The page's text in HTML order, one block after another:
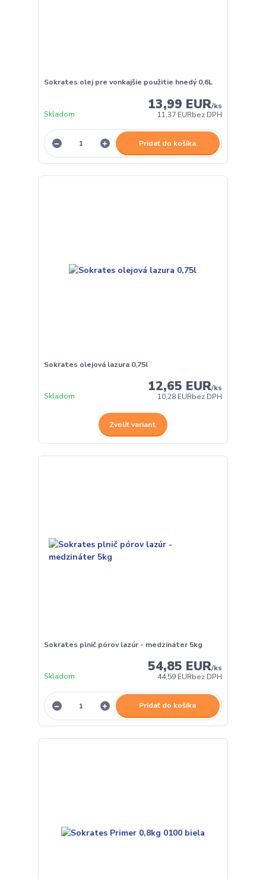
Sokrates olej pre vonkajšie použitie hnedý 0,6L
13,99 EUR/ks
11,37 EURbez DPH
Skladom
Pridať do košíka
Sokrates olejová lazura 0,75l
12,65 EUR/ks
10,28 EURbez DPH
Skladom
Zvoliť variant
Sokrates plnič pórov lazúr - medzináter 5kg
54,85 EUR/ks
44,59 EURbez DPH
Skladom
Pridať do košíka